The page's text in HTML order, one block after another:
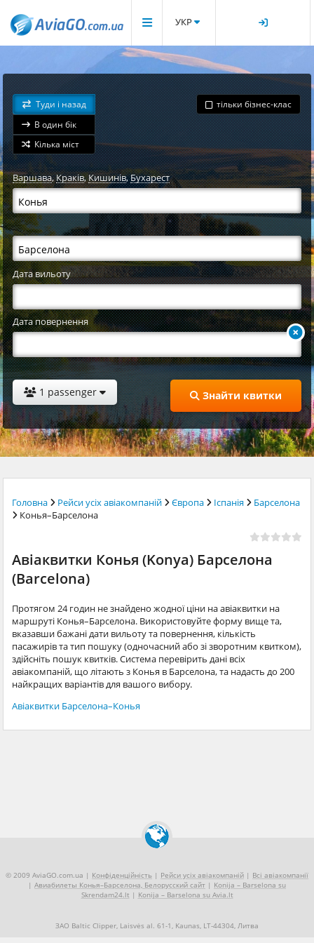
УКР
Туди і назад
В один бік
Кілька міст
тільки бізнес-клас
Варшава,Краків,Кишинів,Бухарест
Дата вильоту
Дата повернення
1 passenger Знайти квитки
Головна Рейси усіх авіакомпаній Європа Іспанія
Барселона
Конья–Барселона
Авіаквитки Конья (Konya) Барселона
(Barcelona)
Протягом 24 годин не знайдено жодної ціни на авіаквитки на
маршруті Конья–Барселона. Використовуйте форму вище та,
вказавши бажані дати вильоту та повернення, кількість
пасажирів та тип пошуку (одночасний або зі зворотним квитком),
здійсніть пошук квитків. Система перевірить дані всіх
авіакомпаній, що літають з Конья в Барселона, та надасть до 200
найкращих варіантів для вашого вибору.
Авіаквитки Барселона–Конья
© 2009 AviaGO.com.ua | Конфіденційність | Рейси усіх авіакомпаній | Всі авіакомпанії
| Авиабилеты Конья–Барселона, Белорусский сайт | Konija – Barselona su
Skrendam24.lt | Konija – Barselona su Avia.lt
ЗАО Baltic Clipper, Laisvės al. 61-1, Kaunas, LT-44304, Литва